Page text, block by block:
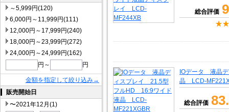
～5,999円(120)
6,000円～11,999円(111)
12,000円～17,999円(240)
18,000円～23,999円(272)
24,000円～24,999円(162)
円～
円
金額を指定して絞り込み→
販売開始日
〜2021年12月(1)
総合評価
IOデータ 液晶
晶 LCD-
総合評価